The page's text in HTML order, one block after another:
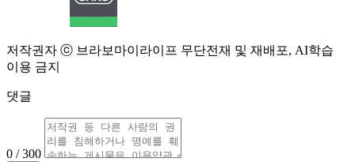
저작권자 ⓒ 브라보마이라이프 무단전재 및 재배포, AI학습
이용 금지
댓글
0 / 300